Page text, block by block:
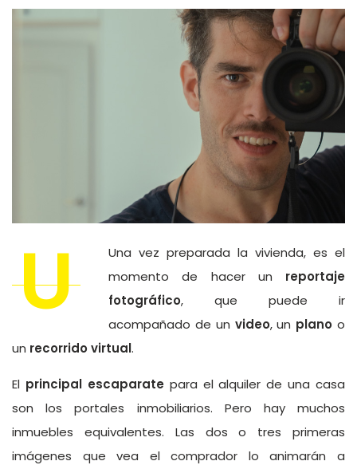
U
Una vez preparada la vivienda, es el
momento de hacer un reportaje
fotográfico, que puede ir
acompañado de un video, un plano o
un recorrido virtual.
El principal escaparatepara el alquiler de una casa
son los portales inmobiliarios. Pero hay muchos
inmuebles equivalentes. Las dos o tres primeras
imágenes que vea el comprador lo animarán a